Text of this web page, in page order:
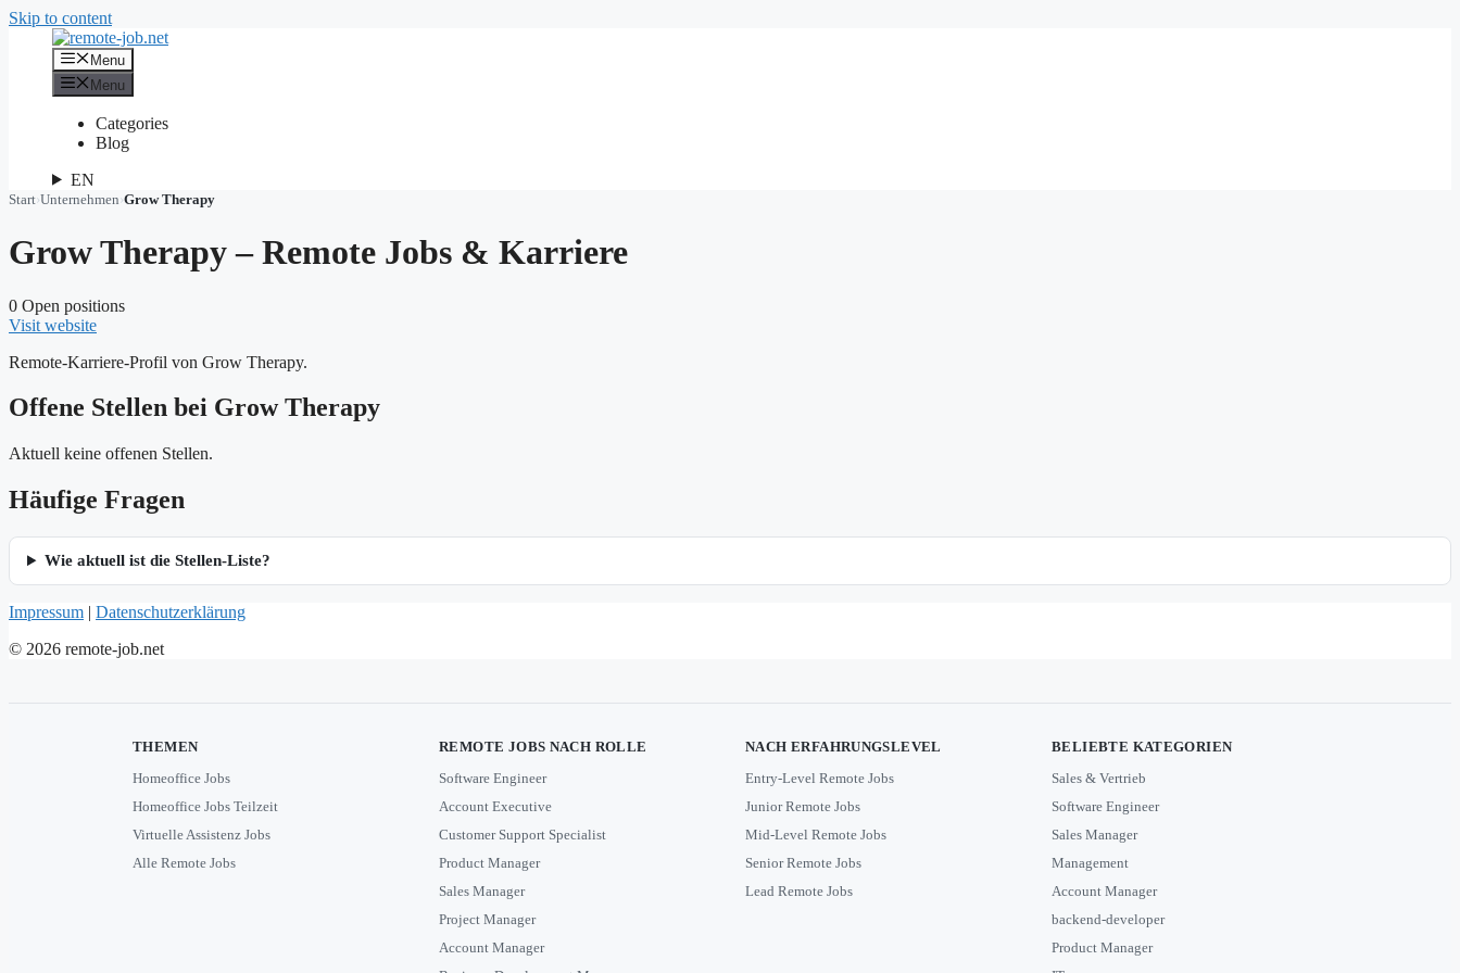
Skip to content
Menu
Menu
Categories
Blog
EN
Start›Unternehmen›Grow Therapy
Grow Therapy – Remote Jobs & Karriere
0 Open positions
Visit website
Remote-Karriere-Profil von Grow Therapy.
Offene Stellen bei Grow Therapy
Aktuell keine offenen Stellen.
Häufige Fragen
Wie aktuell ist die Stellen-Liste?
Impressum | Datenschutzerklärung
© 2026 remote-job.net
THEMEN
Homeoffice Jobs
Homeoffice Jobs Teilzeit
Virtuelle Assistenz Jobs
Alle Remote Jobs
REMOTE JOBS NACH ROLLE
Software Engineer
Account Executive
Customer Support Specialist
Product Manager
Sales Manager
Project Manager
Account Manager
NACH ERFAHRUNGSLEVEL
Entry-Level Remote Jobs
Junior Remote Jobs
Mid-Level Remote Jobs
Senior Remote Jobs
Lead Remote Jobs
BELIEBTE KATEGORIEN
Sales & Vertrieb
Software Engineer
Sales Manager
Management
Account Manager
backend-developer
Product Manager